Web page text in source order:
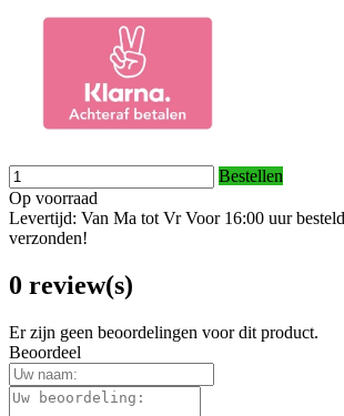
Bestellen
Op voorraad
Levertijd: Van Ma tot Vr Voor 16:00 uur
verzonden!
0 review(s)
Er zijn geen beoordelingen voor dit product.
Beoordeel